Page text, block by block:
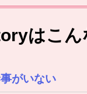
はこん
がいない